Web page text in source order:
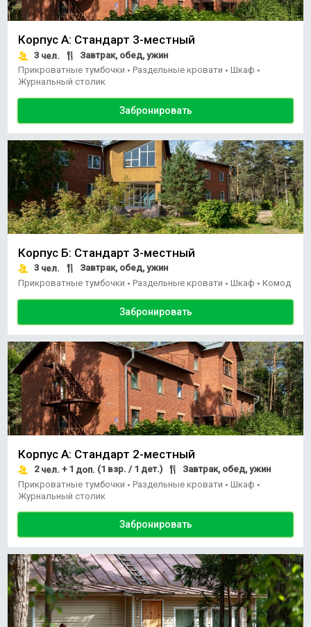
Корпус А: Стандарт 3-местный
3 чел.
Завтрак, обед, ужин
Прикроватные тумбочки • Раздельные кровати • Шкаф •
Журнальный столик
Забронировать
Корпус Б: Стандарт 3-местный
3 чел.
Завтрак, обед, ужин
Прикроватные тумбочки • Раздельные кровати • Шкаф • Комод
Забронировать
Корпус А: Стандарт 2-местный
2чел. + 1 доп. (1 взр. / 1 дет.)
Завтрак, обед, ужин
Прикроватные тумбочки • Раздельные кровати • Шкаф •
Журнальный столик
Забронировать